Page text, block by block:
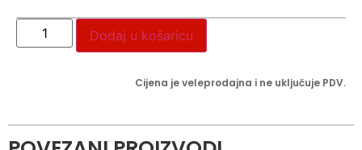
Dodaj u košaricu
Cijena je veleprodajna i ne uključuje PDV.